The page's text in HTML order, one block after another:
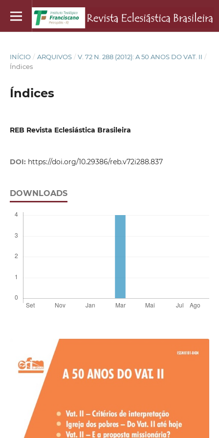
INÍCIO / ARQUIVOS / V. 72 N. 288 (2012): A 50 ANOS DO VAT. II /
Índices
Índices
REB Revista Eclesiástica Brasileira
DOI: https://doi.org/10.29386/reb.v72i288.837
DOWNLOADS